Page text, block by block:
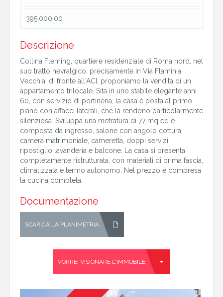
395.000,00
Descrizione
Collina Fleming, quartiere residenziale di Roma nord, nel
suo tratto nevralgico, precisamente in Via Flaminia
Vecchia, di fronte all'ACI, proponiamo la vendita di un
appartamento trilocale. Sita in uno stabile elegante anni
60, con servizio di portineria, la casa è posta al primo
piano con affacci laterali, che la rendono particolarmente
silenziosa. Sviluppa una metratura di 77 mq ed è
composta da ingresso, salone con angolo cottura,
camera matrimoniale, cameretta, doppi servizi,
ripostiglio lavanderia e balcone. La casa si presenta
completamente ristrutturata, con materiali di prima fascia,
climatizzata e termo autonomo. Nel prezzo è compresa
la cucina completa.
Documentazione
SCARICA LA PLANIMETRIA
VORREI VISIONARE L'IMMOBILE